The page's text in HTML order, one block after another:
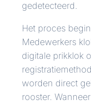
gedetecteerd.
Het proces
Medewerkers
digitale prikklok
worden direct
rooster.